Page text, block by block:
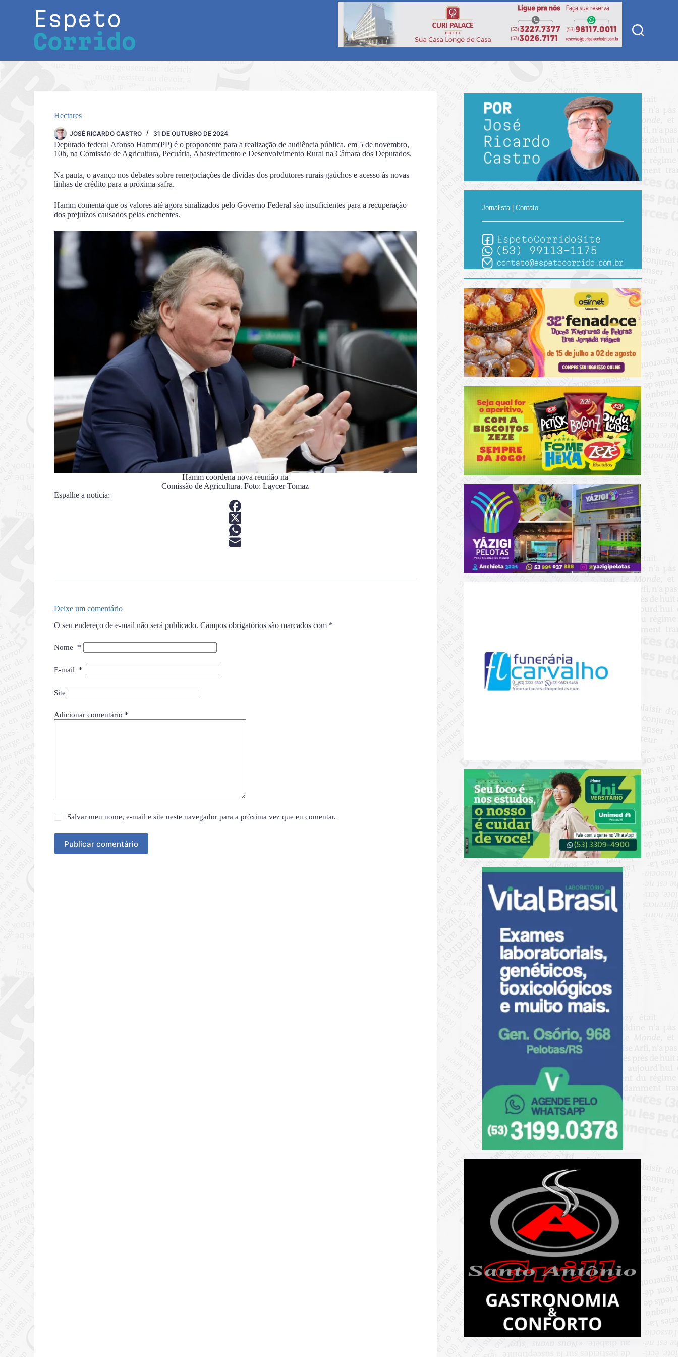
Hectares
JOSÉ RICARDO CASTRO 31 DE OUTUBRO DE 2024
Deputado federal Afonso Hamm(PP) é o proponente para a realização de audiência pública, em 5 de novembro,
10h, na Comissão de Agricultura, Pecuária, Abastecimento e Desenvolvimento Rural na Câmara dos Deputados.
Na pauta, o avanço nos debates sobre renegociações de dívidas dos produtores rurais gaúchos e acesso às novas
linhas de crédito para a próxima safra.
Hamm comenta que os valores até agora sinalizados pelo Governo Federal são insuficientes para a recuperação
dos prejuízos causados pelas enchentes.
Hamm coordena nova reunião na
Comissão de Agricultura. Foto: Laycer Tomaz
Espalhe a notícia:
Deixe um comentário
O seu endereço de e-mail não será publicado. Campos obrigatórios são marcados com *
Nome *
E-mail *
Site
Adicionar comentário *
Salvar meu nome, e-mail e site neste navegador para a próxima vez que eu comentar.
Publicar comentário
Jornalista | Contato